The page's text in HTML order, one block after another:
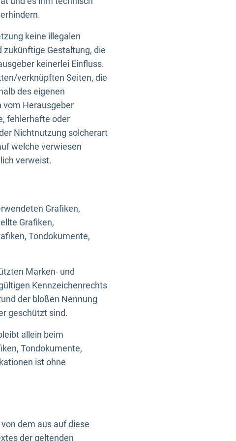
keine illegalen
zukünftige Gestaltung, die
keinerlei Einfluss.
verknüpften Seiten, die
des eigenen
vom Herausgeber
fehlerhafte oder
Nichtnutzung solcherart
welche verwiesen
verweist.
Grafiken,
Grafiken,
Tondokumente,
Marken- und
Kennzeichenrechts
der bloßen Nennung
geschützt sind.
allein beim
Tondokumente,
ist ohne
dem aus auf diese
der geltenden